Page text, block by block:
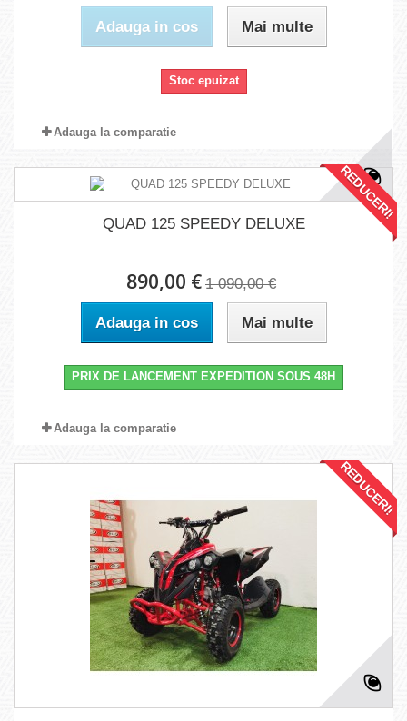
Adauga in cos Mai multe
Stoc epuizat
Adauga la comparatie
REDUCERI!
QUAD 125 SPEEDY DELUXE
890,00 € 1 090,00 €
Adauga in cos Mai multe
PRIX DE LANCEMENT EXPEDITION SOUS 48H
Adauga la comparatie
REDUCERI!